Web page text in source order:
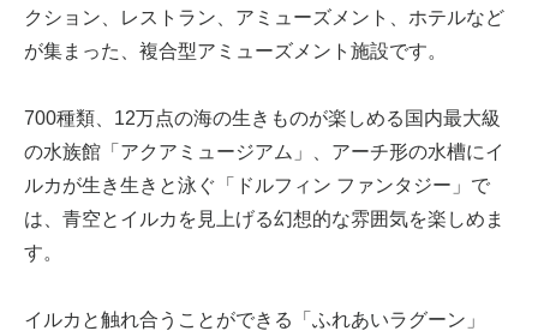
クション、レストラン、アミューズメント、ホテルなど
が集まった、複合型アミューズメント施設です。
700種類、12万点の海の生きものが楽しめる国内最大級
の水族館「アクアミュージアム」、アーチ形の水槽にイ
ルカが生き生きと泳ぐ「ドルフィン ファンタジー」で
は、青空とイルカを見上げる幻想的な雰囲気を楽しめま
す。
イルカと触れ合うことができる「ふれあいラグーン」